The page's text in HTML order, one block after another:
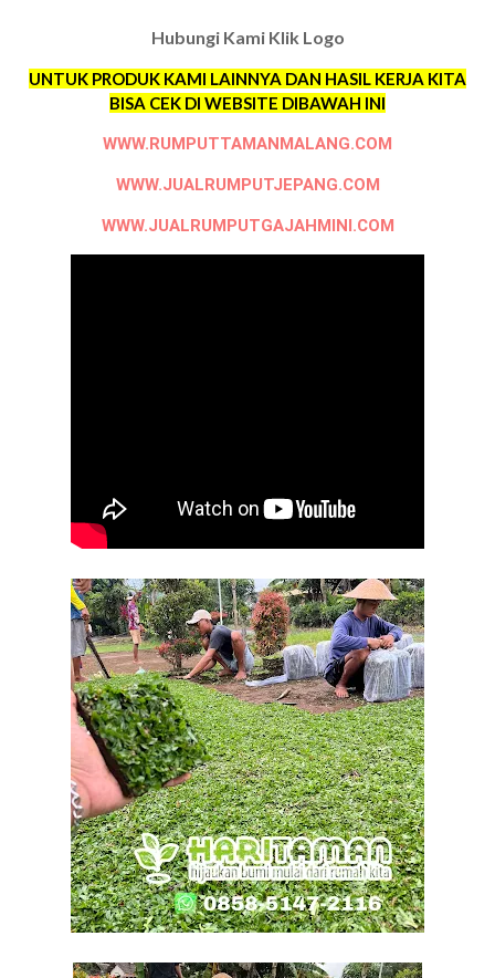
Hubungi Kami Klik Logo
UNTUK PRODUK KAMI LAINNYA DAN HASIL KERJA KITA
BISA CEK DI WEBSITE DIBAWAH INI
WWW.RUMPUTTAMANMALANG.COM
WWW.JUALRUMPUTJEPANG.COM
WWW.JUALRUMPUTGAJAHMINI.COM